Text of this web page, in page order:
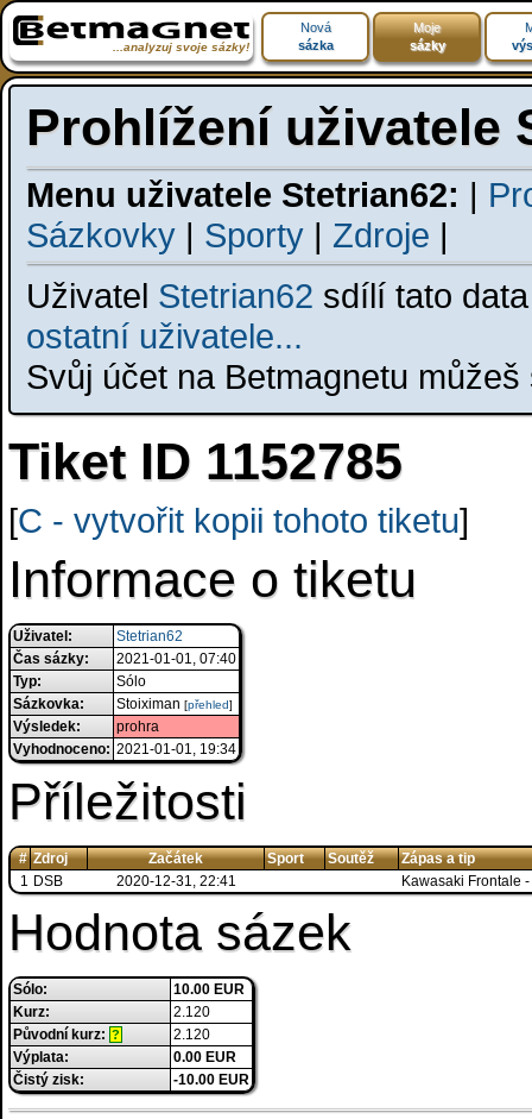
...analyzuj svoje sázky!
Nová
sázka
Moje
sázky
Prohlížení uživatele
Menu uživatele Stetrian62: |
Sázkovky | Sporty | Zdroje |
Uživatel Stetrian62 sdílí tato
ostatní uživatele...
Svůj účet na Betmagnetu
Tiket ID 1152785
[C - vytvořit kopii tohoto tiketu]
Informace o tiketu
Uživatel:
Stetrian62
Čas sázky:
2021-01-01, 07:40
Typ:
Sólo
Sázkovka:
Stoiximan [přehled]
Výsledek:
prohra
Vyhodnoceno: 2021-01-01, 19:34
Příležitosti
# Zdroj Začátek Sport Soutěž
Zápas a tip
1 DSB 2020-12-31, 22:41 Kawasaki Frontale
Hodnota sázek
Sólo:
10.00 EUR
Kurz:
2.120
Původní kurz: ?
2.120
Výplata:
0.00 EUR
Čistý zisk:
-10.00 EUR